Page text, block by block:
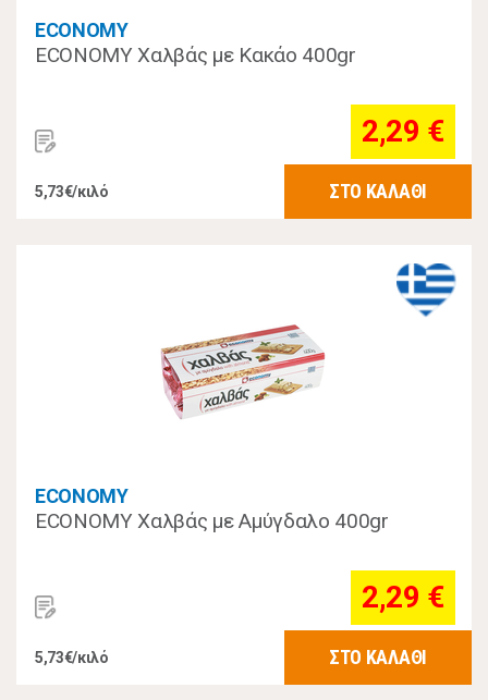
ECONOMY
ECONOMY Χαλβάς με Κακάο 400gr
2,29 €
5,73€/κιλό ΣΤΟ ΚΑΛΑΘΙ
ECONOMY
ECONOMY Χαλβάς με Αμύγδαλο 400gr
2,29 €
5,73€/κιλό ΣΤΟ ΚΑΛΑΘΙ